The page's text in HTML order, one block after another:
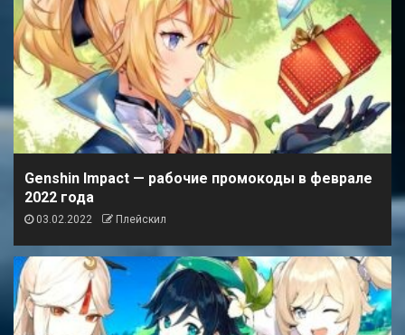
Genshin Impact — рабочие промокоды в феврале
2022 года
03.02.2022 Плейскил